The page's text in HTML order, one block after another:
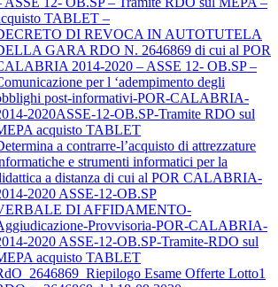
TABLET –
DI REVOCA IN AUTOTUTELA
GARA RDO N. 2646869 di cui al POR
2014-2020 – ASSE 12- OB.SP –
per l ‘adempimento degli
post-informativi-POR-CALABRIA-
2020ASSE-12-OB.SP-Tramite RDO sul
acquisto TABLET
a contrarre-l’acquisto di attrezzature
e strumenti informatici per la
a distanza di cui al POR CALABRIA-
2020 ASSE-12-OB.SP
DI AFFIDAMENTO-
Provvisoria-POR-CALABRIA-
2020 ASSE-12-OB.SP-Tramite-RDO sul
acquisto TABLET
Esame Offerte Lotto1